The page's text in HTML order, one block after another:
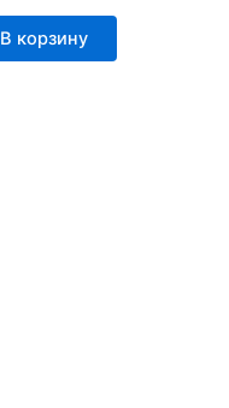
В корзину